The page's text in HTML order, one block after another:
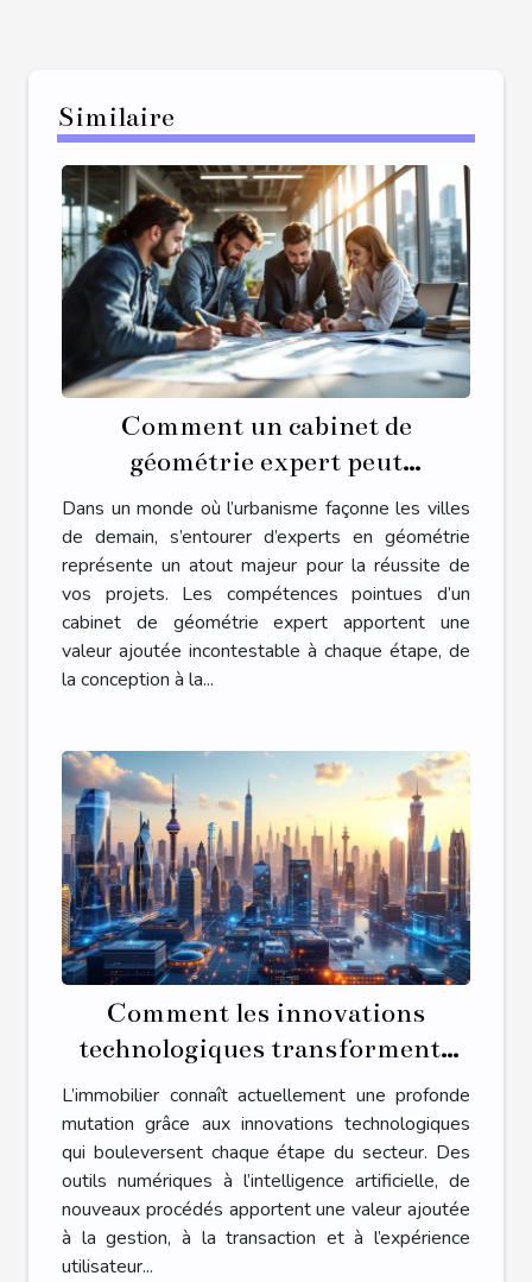
Similaire
Comment un cabinet de
géométrie expert peut
transformer votre projet
d'urbanisme ?
Dans un monde où l’urbanisme façonne les villes
de demain, s’entourer d’experts en géométrie
représente un atout majeur pour la réussite de
vos projets. Les compétences pointues d’un
cabinet de géométrie expert apportent une
valeur ajoutée incontestable à chaque étape, de
la conception à la...
Comment les innovations
technologiques transforment-
elles l'immobilier ?
L’immobilier connaît actuellement une profonde
mutation grâce aux innovations technologiques
qui bouleversent chaque étape du secteur. Des
outils numériques à l’intelligence artificielle, de
nouveaux procédés apportent une valeur ajoutée
à la gestion, à la transaction et à l’expérience
utilisateur...